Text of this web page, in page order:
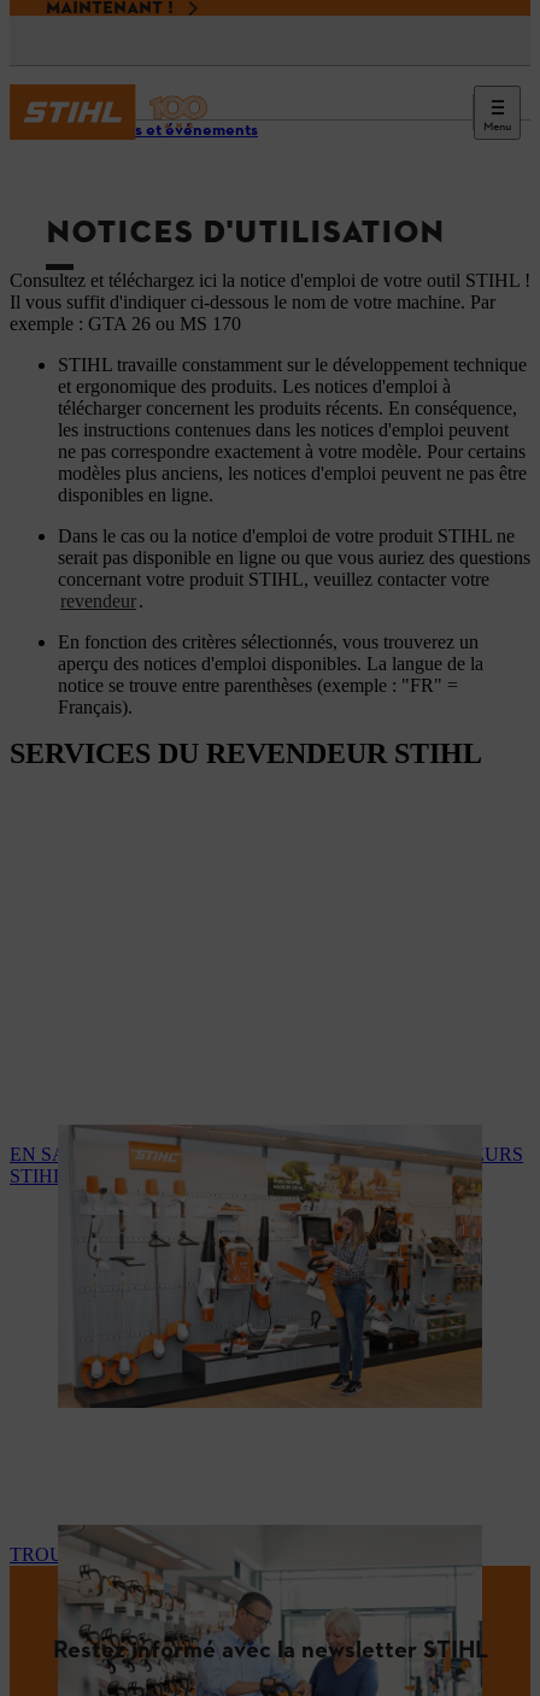
MAINTENANT !
Menu
Services et événements
NOTICES D'UTILISATION
Consultez et téléchargez ici la notice d'emploi de votre outil STIHL !
Il vous suffit d'indiquer ci-dessous le nom de votre machine. Par
exemple : GTA 26 ou MS 170
STIHL travaille constamment sur le développement technique
et ergonomique des produits. Les notices d'emploi à
télécharger concernent les produits récents. En conséquence,
les instructions contenues dans les notices d'emploi peuvent
ne pas correspondre exactement à votre modèle. Pour certains
modèles plus anciens, les notices d'emploi peuvent ne pas être
disponibles en ligne.
Dans le cas ou la notice d'emploi de votre produit STIHL ne
serait pas disponible en ligne ou que vous auriez des questions
concernant votre produit STIHL, veuillez contacter votre
revendeur.
En fonction des critères sélectionnés, vous trouverez un
aperçu des notices d'emploi disponibles. La langue de la
notice se trouve entre parenthèses (exemple : "FR" =
Français).
SERVICES DU REVENDEUR STIHL
EN SAVOIR PLUS SUR LES SERVICES DES REVENDEURS
STIHL
TROUVEZ VOTRE REVENDEUR STIHL
Restez informé avec la newsletter STIHL